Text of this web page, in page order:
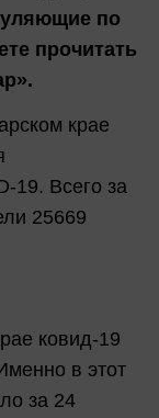
по
прочитать
крае
19. Всего за
25669
ковид-19
в этот
за 24